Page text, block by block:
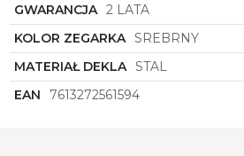
GWARANCJA 2 LATA
KOLOR ZEGARKA SREBRNY
MATERIAŁ DEKLA STAL
EAN
7613272561594